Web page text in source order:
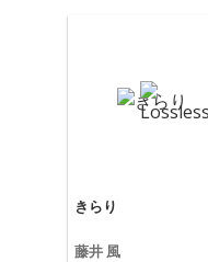
きらり
藤井 風